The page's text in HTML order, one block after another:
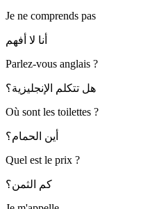
Je ne comprends pas
أنا لا أفهم
Parlez-vous anglais ?
هل تتكلم الإنجليزية؟
Où sont les toilettes ?
أين الحمام؟
Quel est le prix ?
كم الثمن؟